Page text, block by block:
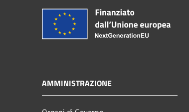
AMMINISTRAZIONE